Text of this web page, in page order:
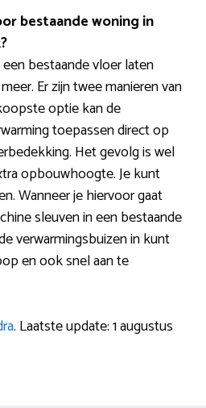
bestaande woning in
bestaande vloer laten
Er zijn twee manieren van
optie kan de
toepassen direct op
Het gevolg is wel
opbouwhoogte. Je kunt
Wanneer je hiervoor gaat
sleuven in een bestaande
verwarmingsbuizen in kunt
en ook snel aan te
. Laatste update: 1 augustus